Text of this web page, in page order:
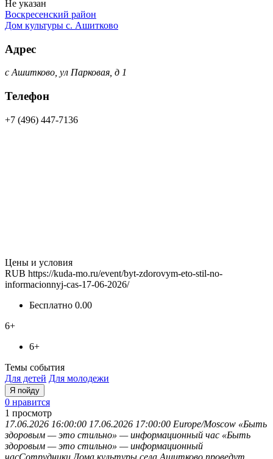
Не указан
Воскресенский район
Дом культуры с. Ашитково
Адрес
с Ашитково, ул Парковая, д 1
Телефон
+7 (496) 447-7136
Цены и условия
RUB https://kuda-mo.ru/event/byt-zdorovym-eto-stil-no-
informacionnyj-cas-17-06-2026/
Бесплатно 0.00
6+
6+
Темы события
Для детей Для молодежи
Я пойду
0 нравится
1 просмотр
17.06.2026 16:00:00 17.06.2026 17:00:00 Europe/Moscow «Быть
здоровым — это стильно» — информационный час «Быть
здоровым — это стильно» — информационный
часСотрудники Дома культуры села Ашитково проведут